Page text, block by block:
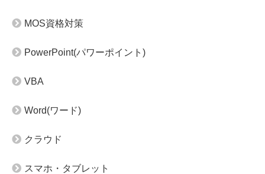
MOS資格対策
PowerPoint(パワーポイント)
VBA
Word(ワード)
クラウド
スマホ・タブレット